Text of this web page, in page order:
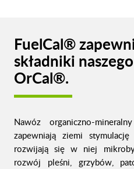
FuelCal®
składniki
OrCal®.
Nawóz organiczno-
zapewniają ziemi
rozwijają się w niej
rozwój pleśni, grzybów,